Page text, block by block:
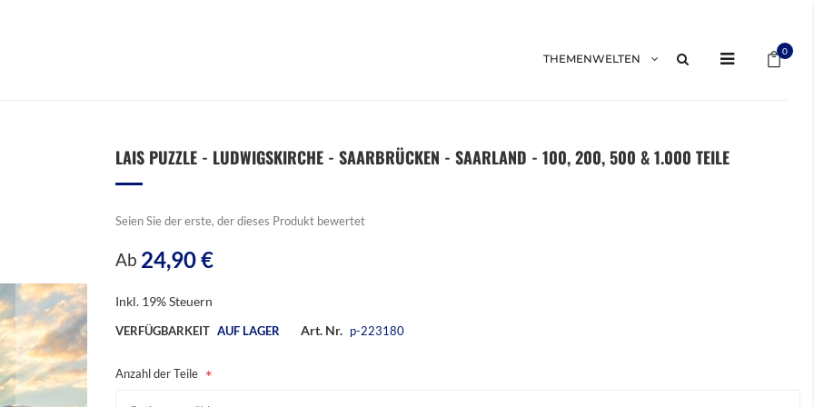
0
THEMENWELTEN
LAIS PUZZLE - LUDWIGSKIRCHE - SAARBRÜCKEN - SAARLAND - 100, 200, 500 & 1.000 TEILE
Seien Sie der erste, der dieses Produkt bewertet
Ab 24,90 €
Inkl. 19% Steuern
VERFÜGBARKEIT AUF LAGER Art. Nr. p-223180
Anzahl der Teile